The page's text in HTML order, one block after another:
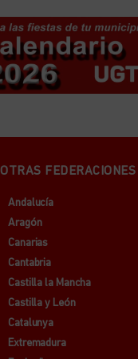
OTRAS FEDERACIONES
Andalucía
Aragón
Canarias
Cantabria
Castilla la Mancha
Castilla y León
Catalunya
Extremadura